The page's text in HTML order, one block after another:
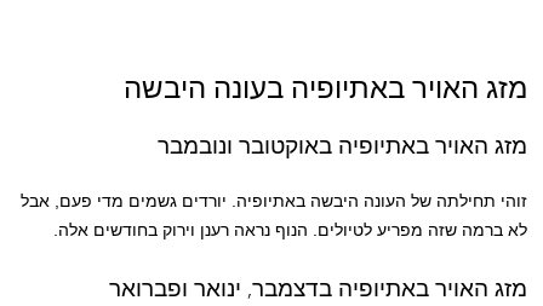
מזג האויר באתיופיה בעונה היבשה
מזג האויר באתיופיה באוקטובר ונובמבר
זוהי תחילתה של העונה היבשה באתיופיה. יורדים גשמים מדי פעם, אבל
לא ברמה שזה מפריע לטיולים. הנוף נראה רענן וירוק בחודשים אלה.
מזג האויר באתיופיה בדצמבר, ינואר ופברואר